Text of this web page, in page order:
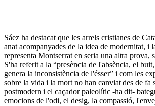
Sáez ha destacat que les arrels cristianes de
anat acompanyades de la idea de modernitat, i
representa Montserrat en seria una altra prova,
S'ha referit a la “presència de l'absència, el
genera la inconsistència de l'ésser” i com les
sobre la vida i la mort no han canviat des de fa
postmodern i el caçador paleolític -ha dit-
emocions de l'odi, el desig, la compassió,